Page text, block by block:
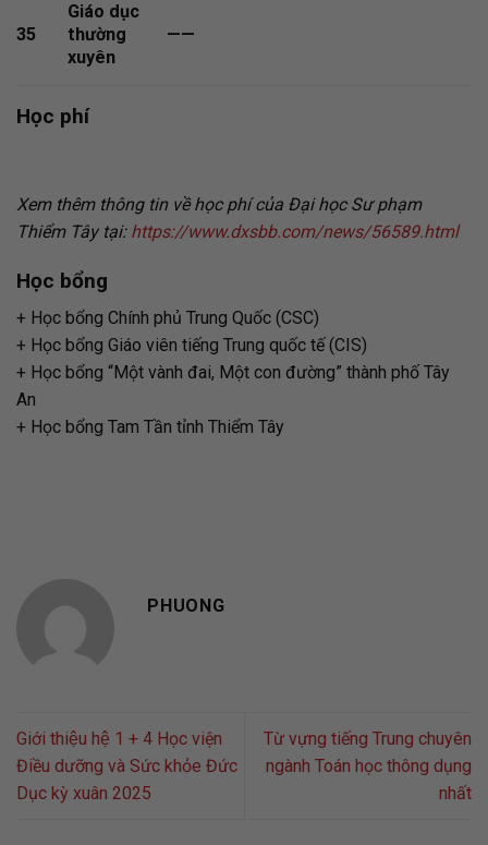
35
Giáo dục
thường
xuyên
——
Học phí
Xem thêm thông tin về học phí của Đại học Sư phạm
Thiểm Tây tại: https://www.dxsbb.com/news/56589.html
Học bổng
+ Học bổng Chính phủ Trung Quốc (CSC)
+ Học bổng Giáo viên tiếng Trung quốc tế (CIS)
+ Học bổng “Một vành đai, Một con đường” thành phố Tây
An
+ Học bổng Tam Tần tỉnh Thiểm Tây
PHUONG
Giới thiệu hệ 1 + 4 Học viện
Điều dưỡng và Sức khỏe Đức
Dục kỳ xuân 2025
Từ vựng tiếng Trung chuyên
ngành Toán học thông dụng
nhất